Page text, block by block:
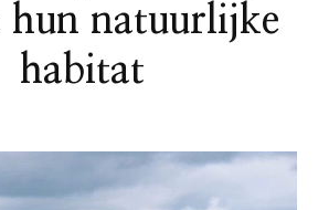
hun natuurlijke
habitat